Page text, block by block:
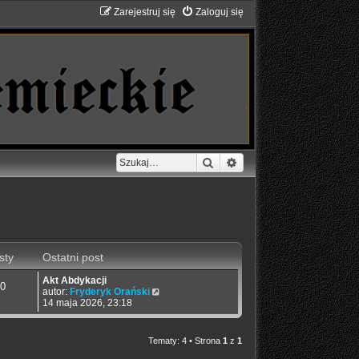
Zaloguj się
Zarejestruj się
Szukaj Wyszukiwanie
Ostatni post
Akt Abdykacji
autor: Fryderyk Orański
ś
e
14 maja 2026, 23:18
Tematy: 4 • Strona 1 z 1